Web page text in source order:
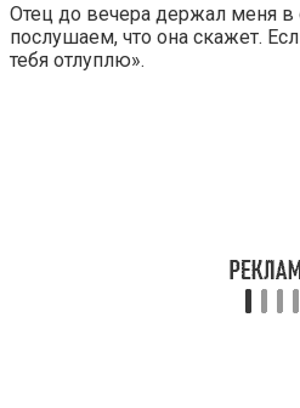
Отец до вечера держал меня
послушаем, что она скажет.
тебя отлуплю».